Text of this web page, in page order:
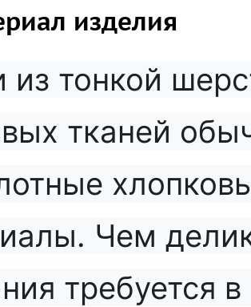
изделия
из тонкой
тканей
Чем
требуется